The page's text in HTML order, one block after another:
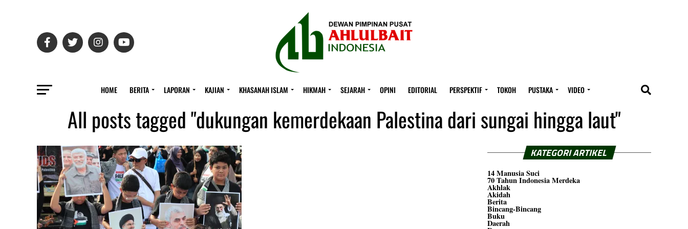
HOME BERITA LAPORAN KAJIAN KHASANAH ISLAM HIKMAH SEJARAH OPINI EDITORIAL PERSPEKTIF TOKOH PUSTAKA VIDEO
All posts tagged "dukungan kemerdekaan Palestina dari sungai hingga laut"
KATEGORI ARTIKEL
14 Manusia Suci
70 Tahun Indonesia Merdeka
Akhlak
Akidah
Berita
Bincang-Bincang
Buku
Daerah